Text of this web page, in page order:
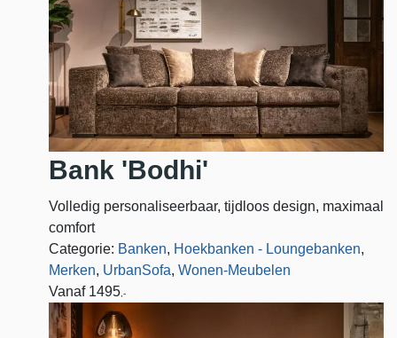
Bank 'Bodhi'
Volledig personaliseerbaar, tijdloos design, maximaal
comfort
Categorie: Banken, Hoekbanken - Loungebanken,
Merken, UrbanSofa, Wonen-Meubelen
Vanaf 1495 ,-